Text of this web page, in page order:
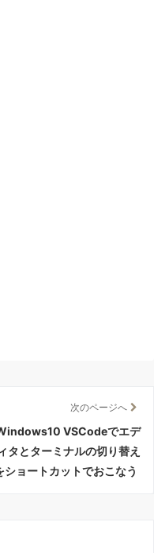
次のページへ
VSCodeでエデ
ィタとターミナルの切り替え
ショートカットでおこなう